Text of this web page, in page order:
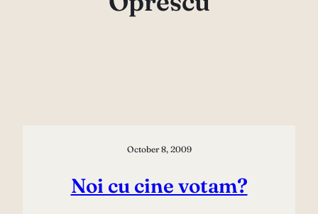
October 8, 2009
Noi cu cine votam?